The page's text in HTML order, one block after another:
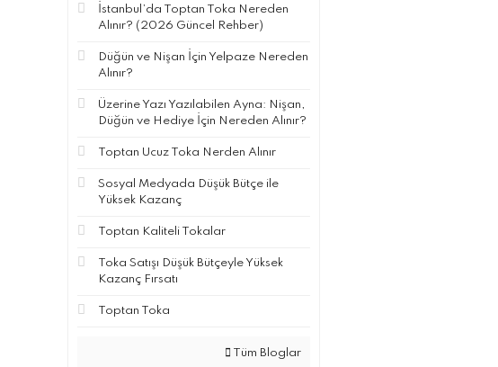
İstanbul’da Toptan Toka Nereden
Alınır? (2026 Güncel Rehber)
Düğün ve Nişan İçin Yelpaze Nereden
Alınır?
Üzerine Yazı Yazılabilen Ayna: Nişan,
Düğün ve Hediye İçin Nereden Alınır?
Toptan Ucuz Toka Nerden Alınır
Sosyal Medyada Düşük Bütçe ile
Yüksek Kazanç
Toptan Kaliteli Tokalar
Toka Satışı Düşük Bütçeyle Yüksek
Kazanç Fırsatı
Toptan Toka
Tüm Bloglar